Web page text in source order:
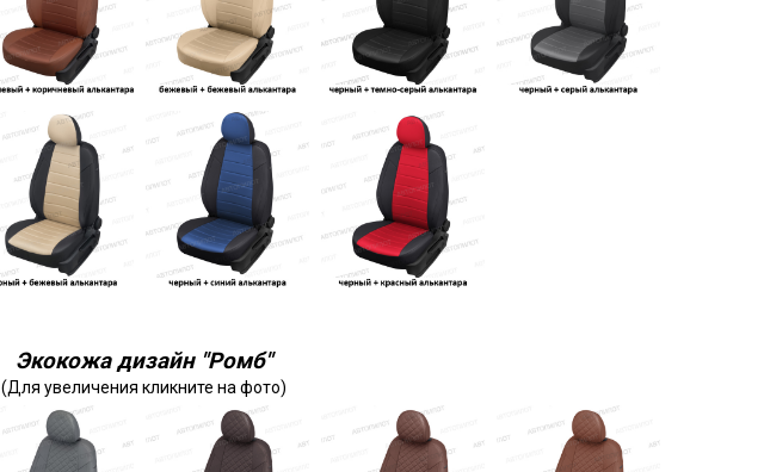
Экокожа дизайн "Ромб"
(Для увеличения кликните на фото)